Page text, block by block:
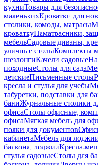
кухниТовары для
маленькихКроватки для
столики, комоды, матрасы
кроваткуНаматрасники,
мебельСадовые диваны,
уличные столыКомплекты
шезлонгиКачели садовые
походныеСтолы для сада
детскиеПисьменные столы
кресла и стулья для учебы
табуретки, подставки для
баниЖурнальные столики
офисаСтолы офисные,
офисаМягкая мебель для
полки для документов
кабинетаМебель для
балкона, лоджииКресла-
стулья садовыеСтолы для